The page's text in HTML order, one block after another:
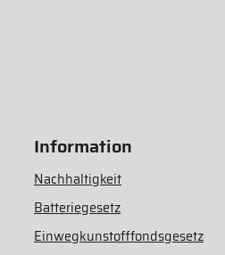
Information
Nachhaltigkeit
Batteriegesetz
Einwegkunstofffondsgesetz